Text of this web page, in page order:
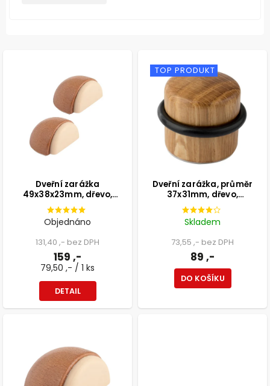
Dveřní zarážka
49x38x23mm, dřevo,
samolepící+k
přišroubování, dub, 2 ks
Objednáno
131,40 ,- bez DPH
159 ,-
79,50 ,- / 1 ks
DETAIL
TOP PRODUKT
Dveřní zarážka, průměr
37x31mm, dřevo,
samolepicí, dub
Skladem
73,55 ,- bez DPH
89 ,-
DO KOŠÍKU